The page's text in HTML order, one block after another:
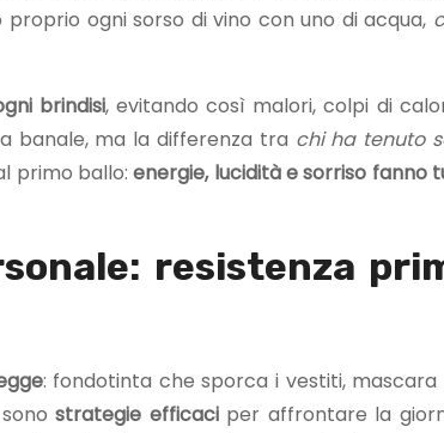
ogni sorso di vino con uno di acqua,
brindisi, evitando così malori, colpi di
banale, ma la differenza tra chi ha tenuto
primo ballo:energie, lucidità e sorriso fanno
resistenza
: fondotinta che sporca i vestiti, mascara
sonostrategie efficaciper affrontare la